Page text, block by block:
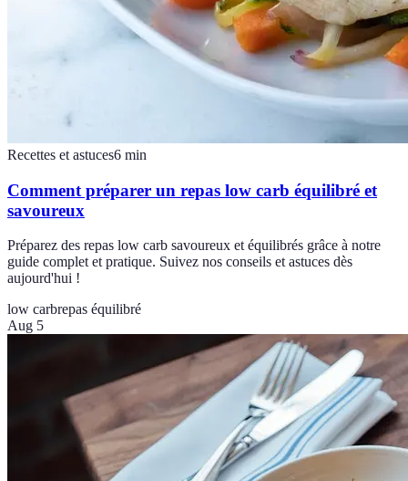
Recettes et astuces6 min
Comment préparer un repas low carb équilibré et
savoureux
Préparez des repas low carb savoureux et équilibrés grâce à notre
guide complet et pratique. Suivez nos conseils et astuces dès
aujourd'hui !
low carbrepas équilibré
Aug 5